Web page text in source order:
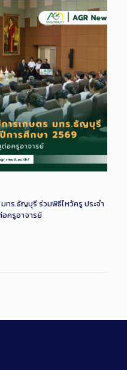
ทร.ธัญบุรี ร่วมพิธีไหว้ครู ประจำ
ครูอาจารย์